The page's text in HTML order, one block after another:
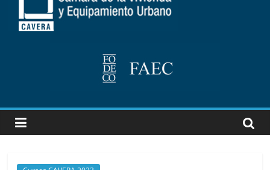
contenido
cavera
y
Equipamiento
Urbano